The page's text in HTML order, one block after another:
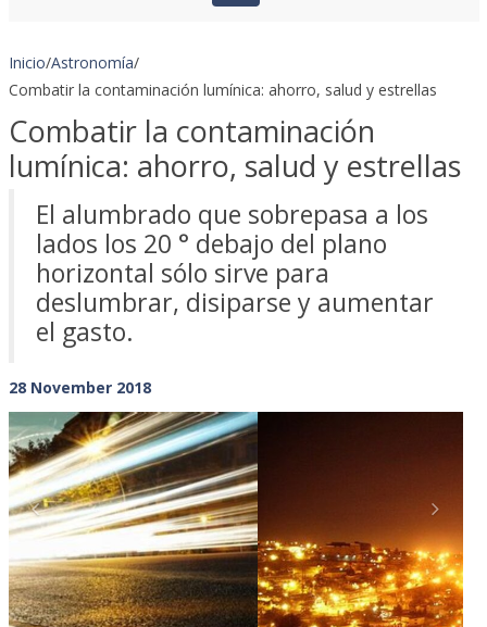
Inicio/Astronomía/
Combatir la contaminación lumínica: ahorro, salud y estrellas
Combatir la contaminación
lumínica: ahorro, salud y estrellas
El alumbrado que sobrepasa a los
lados los 20 ° debajo del plano
horizontal sólo sirve para
deslumbrar, disiparse y aumentar
el gasto.
28 November 2018
Previous